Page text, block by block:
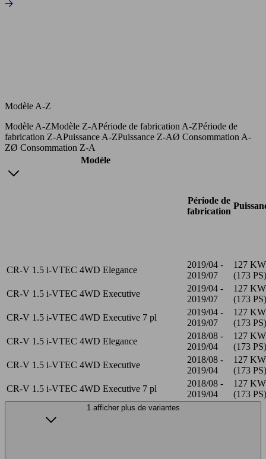
Modèle A-Z
Modèle A-ZModèle Z-APériode de fabrication A-ZPériode de
fabrication Z-APuissance A-ZPuissance Z-AØ Consommation A-
ZØ Consommation Z-A
Modèle
Période de
fabrication
CR-V 1.5 i-VTEC 4WD Elegance
2019/04 -
2019/07
127 KW
(173 PS)
CR-V 1.5 i-VTEC 4WD Executive
2019/04 -
2019/07
127 KW
(173 PS)
CR-V 1.5 i-VTEC 4WD Executive 7 pl
2019/04 -
2019/07
127 KW
(173 PS)
CR-V 1.5 i-VTEC 4WD Elegance
2018/08 -
2019/04
127 KW
(173 PS)
CR-V 1.5 i-VTEC 4WD Executive
2018/08 -
2019/04
127 KW
(173 PS)
CR-V 1.5 i-VTEC 4WD Executive 7 pl
2018/08 -
2019/04
127 KW
(173 PS)
1 afficher plus de variantes